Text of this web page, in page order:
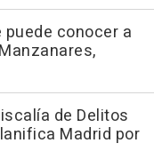
conocer a
de Delitos
Madrid por